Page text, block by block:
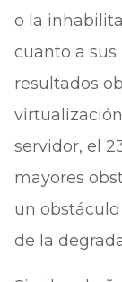
o la
cuanto a sus
resultados
servidor, el
mayores
un
de la